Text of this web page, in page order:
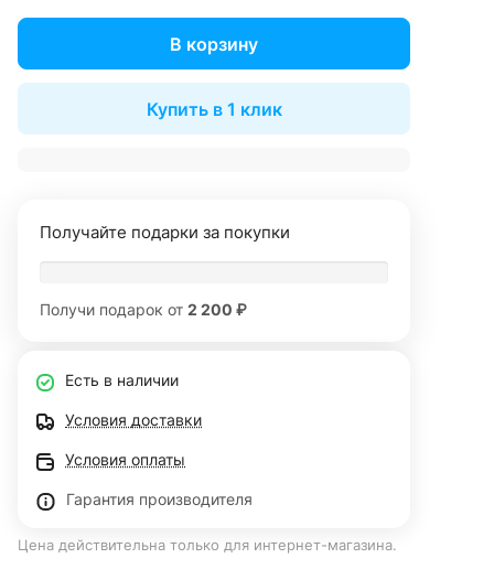
В корзину
Купить в 1 клик
Получайте подарки за покупки
Получи подарок от 2 200 ₽
Есть в наличии
Условия доставки
Условия оплаты
Гарантия производителя
Цена действительна только для интернет-магазина.